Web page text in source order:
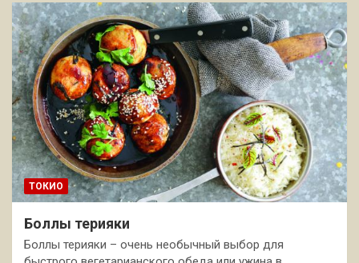
ТОКИО
Боллы терияки
Боллы терияки – очень необычный выбор для